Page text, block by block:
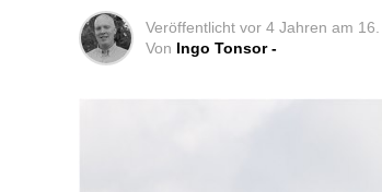
Veröffentlicht vor 4 Jahren am
Von Ingo Tonsor -